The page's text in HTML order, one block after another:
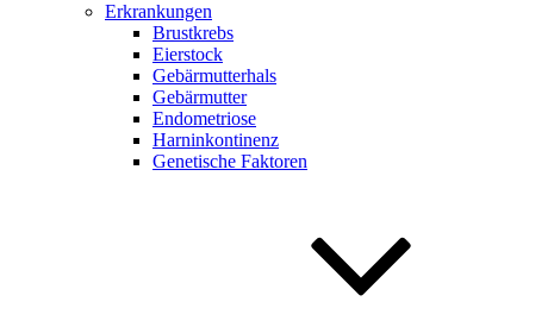
Erkrankungen
Brustkrebs
Eierstock
Gebärmutterhals
Gebärmutter
Endometriose
Harninkontinenz
Genetische Faktoren